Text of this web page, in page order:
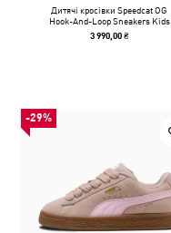
Дитячі кросівки Speedcat OG
Hook-And-Loop Sneakers Kids
3 990,00 ₴
-29%